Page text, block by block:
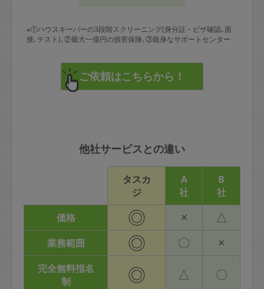
※①ハウスキーパーの3段階スクリーニング(身分証・ビザ確認､面
接､テスト)､②最大一億円の損害保険､③親身なサポートセンター
他社サービスとの違い
タスカ
ジ
A
社
B
社
価格
◎ × △
業務範囲 ◎ 〇 ×
完全無料指名
制
◎ △ 〇